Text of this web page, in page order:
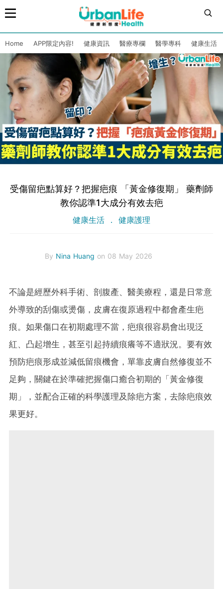
Home APP限定內容! 健康資訊 醫療專欄 醫學專科 健康生活
受傷留疤點算好？把握疤痕 「黃金修復期」 藥劑師
教你認準1大成分有效去疤
健康生活 健康護理
By Nina Huang on 08 May 2026
不論是經歷外科手術、剖腹產、醫美療程，還是日常意
外導致的刮傷或燙傷，皮膚在復原過程中都會產生疤
痕。如果傷口在初期處理不當，疤痕很容易會出現泛
紅、凸起增生，甚至引起持續痕癢等不適狀況。要有效
預防疤痕形成並減低留痕機會，單靠皮膚自然修復並不
足夠，關鍵在於準確把握傷口癒合初期的「黃金修復
期」，並配合正確的科學護理及除疤方案，去除疤痕效
果更好。